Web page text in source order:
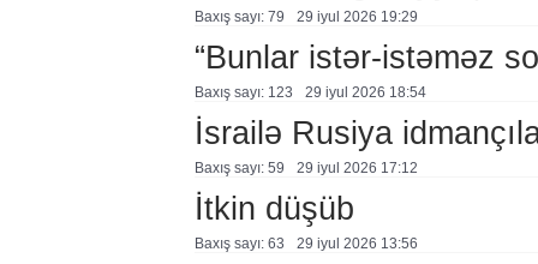
Baxış sayı: 79 29 i̇yul 2026 19:29
“Bunlar istər-istəməz
Baxış sayı: 123 29 i̇yul 2026 18:54
İsrailə Rusiya
Baxış sayı: 59 29 i̇yul 2026 17:12
İtkin düşüb
Baxış sayı: 63 29 i̇yul 2026 13:56